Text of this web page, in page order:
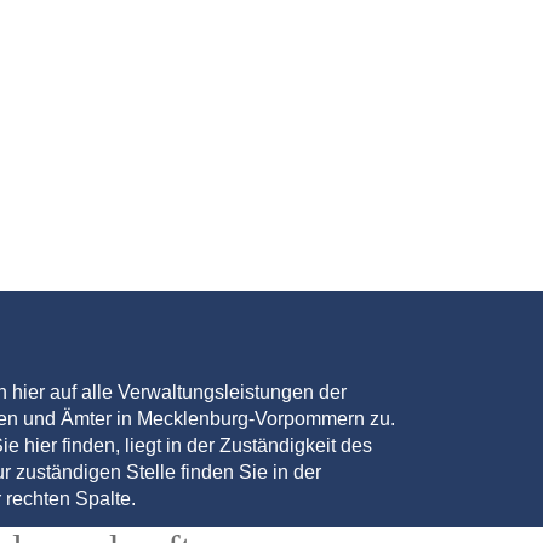
hier auf alle Verwaltungsleistungen der
und Ämter in Mecklenburg-Vorpommern zu.
hier finden, liegt in der Zuständigkeit des
zuständigen Stelle finden Sie in der
Spalte.